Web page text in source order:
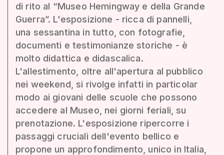
di rito al “Museo Hemingway e della Grande
Guerra”. L'esposizione - ricca di pannelli,
una sessantina in tutto, con fotografie,
documenti e testimonianze storiche - è
molto didattica e didascalica.
L'allestimento, oltre all'apertura al pubblico
nei weekend, si rivolge infatti in particolar
modo ai giovani delle scuole che possono
accedere al Museo, nei giorni feriali, su
prenotazione. L'esposizione ripercorre i
passaggi cruciali dell'evento bellico e
propone un approfondimento, unico in Italia,